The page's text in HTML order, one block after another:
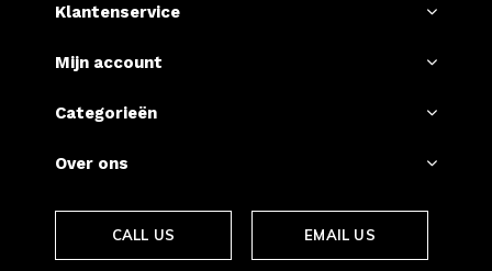
Klantenservice
Mijn account
Categorieën
Over ons
CALL US EMAIL US